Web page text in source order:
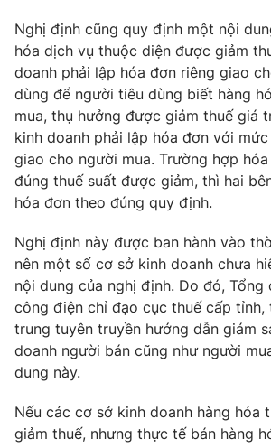
Nghị định cũng quy định một nội
hóa dịch vụ thuộc diện được giảm
doanh phải lập hóa đơn riêng giao
dùng để người tiêu dùng biết hàng
mua, thụ hưởng được giảm thuế giá
kinh doanh phải lập hóa đơn với
giao cho người mua. Trường hợp
đúng thuế suất được giảm, thì hai
hóa đơn theo đúng quy định.
Nghị định này được ban hành vào
nên một số cơ sở kinh doanh chưa
nội dung của nghị định. Do đó, Tổng
công điện chỉ đạo cục thuế cấp tỉnh,
trung tuyên truyền hướng dẫn giám
doanh người bán cũng như người
dung này.
Nếu các cơ sở kinh doanh hàng hóa
giảm thuế, nhưng thực tế bán hàng